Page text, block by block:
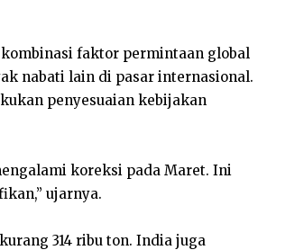
faktor permintaan global
nabati lain di pasar internasional.
penyesuaian kebijakan
koreksi pada Maret. Ini
ujarnya.
314 ribu ton. India juga